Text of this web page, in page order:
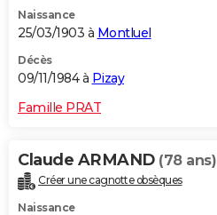
Naissance
25/03/1903 à Montluel
Décès
09/11/1984 à Pizay
Famille PRAT
Claude ARMAND (78 ans)
Créer une cagnotte obsèques
Naissance